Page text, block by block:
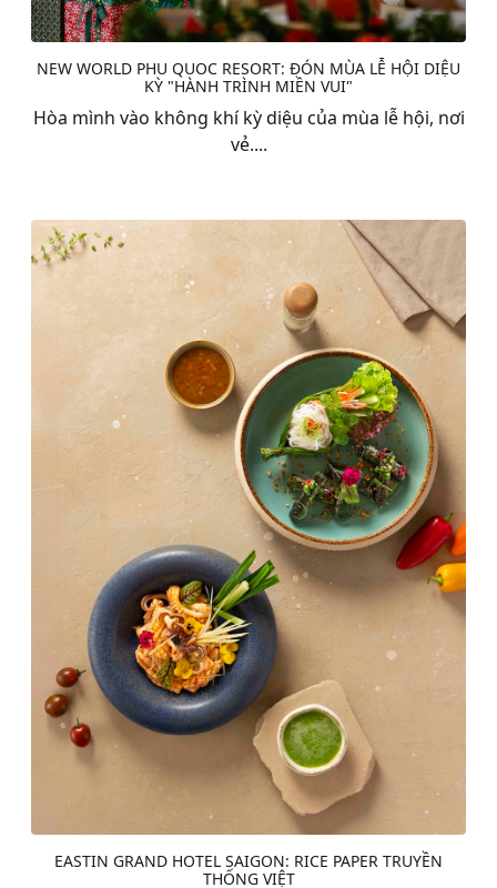
NEW WORLD PHU QUOC RESORT: ĐÓN MÙA LỄ HỘI DIỆU
KỲ "HÀNH TRÌNH MIỀN VUI"
Hòa mình vào không khí kỳ diệu của mùa lễ hội, nơi
vẻ....
EASTIN GRAND HOTEL SAIGON: RICE PAPER TRUYỀN
THỐNG VIỆT